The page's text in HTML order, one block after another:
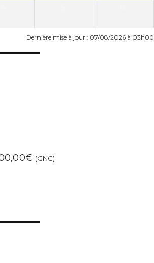
Dernière mise à jour : 07/08/2026 à 03h00
(CNC)